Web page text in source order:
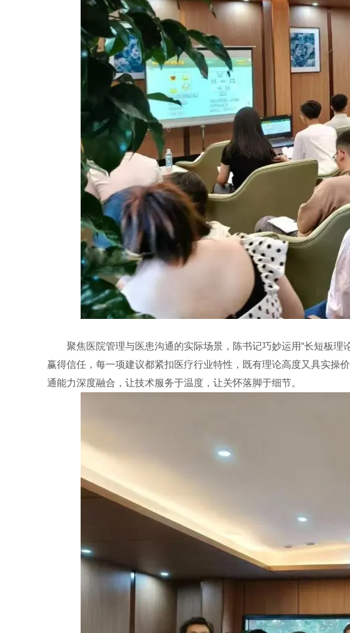
聚焦医院管理与医患沟通的实际场景，陈书记巧妙运用“长短板
赢得信任，每一项建议都紧扣医疗行业特性，既有理论高度又具实操
通能力深度融合，让技术服务于温度，让关怀落脚于细节。